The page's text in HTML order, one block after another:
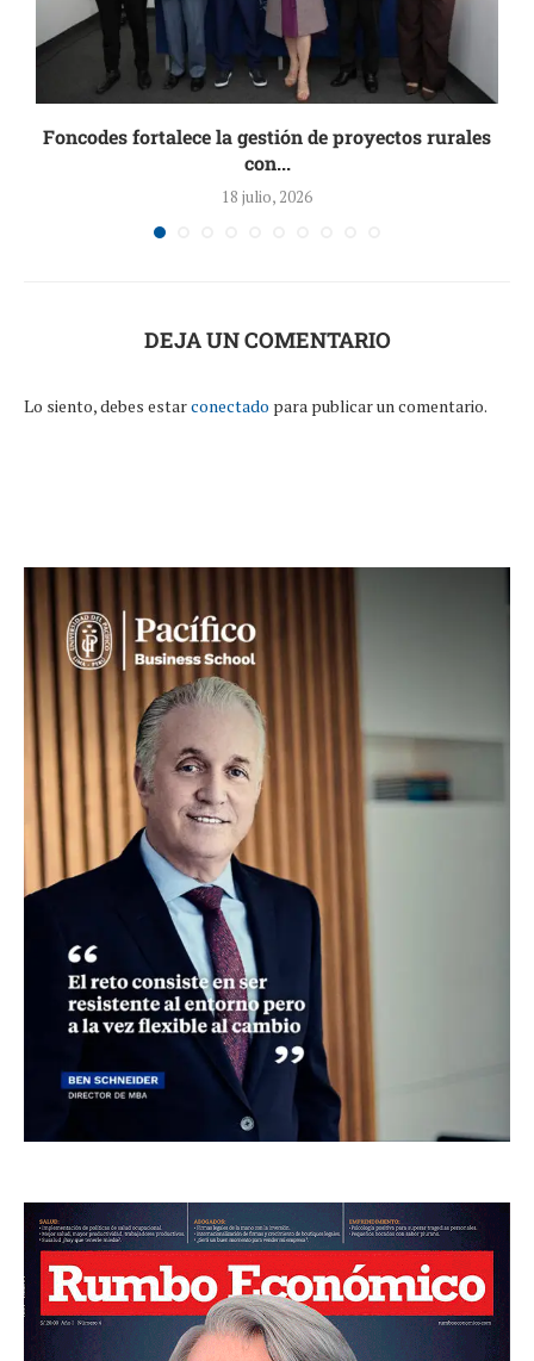
Foncodes fortalece la gestión de proyectos rurales
con...
18 julio, 2026
DEJA UN COMENTARIO
Lo siento, debes estarconectado para publicar un comentario.